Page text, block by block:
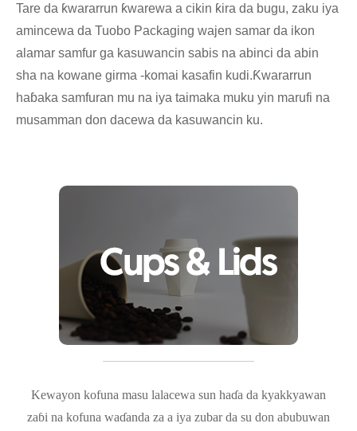
Tare da ƙwararrun ƙwarewa a cikin ƙira da bugu, zaku iya
amincewa da Tuobo Packaging wajen samar da ikon
alamar samfur ga kasuwancin sabis na abinci da abin
sha na kowane girma -komai kasafin kudi.Ƙwararrun
haɓaka samfuran mu na iya taimaka muku yin marufi na
musamman don dacewa da kasuwancin ku.
Kewayon kofuna masu lalacewa sun haɗa da kyakkyawan
zaɓi na kofuna waɗanda za a iya zubar da su don abubuwan